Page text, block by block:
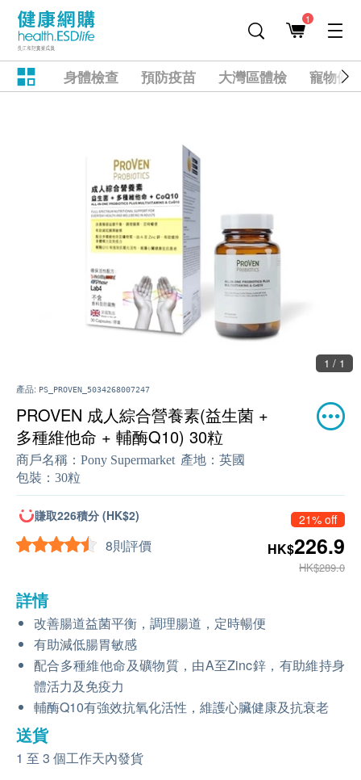
1
身體檢查 預防疫苗 大灣區體檢 寵物健
1 / 1
產品: PS_PROVEN_5034268007247
PROVEN 成人綜合營養素(益生菌 +
多種維他命 + 輔酶Q10) 30粒
商戶名稱： Pony Supermarket 產地： 英國
包裝： 30粒
賺取226積分 (HK$2)
8則評價
21% off
HK$226.9
HK$289.0
詳情
改善腸道益菌平衡，調理腸道，定時暢便
有助減低腸胃敏感
配合多種維他命及礦物質，由A至Zinc鋅，有助維持身
體活力及免疫力
輔酶Q10有強效抗氧化活性，維護心臟健康及抗衰老
送貨
1 至 3 個工作天內發貨